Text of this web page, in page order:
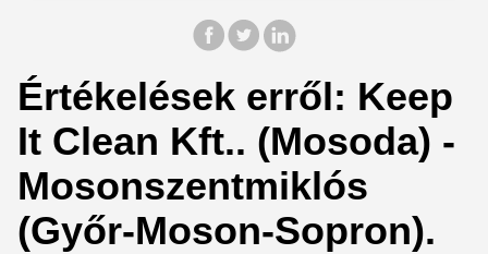
Értékelések erről: Keep
It Clean Kft.. (Mosoda) -
Mosonszentmiklós
(Győr-Moson-Sopron).